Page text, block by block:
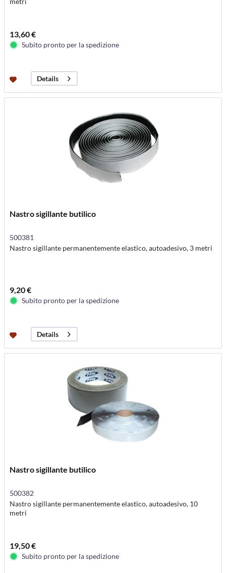
13,60 €
Subito pronto per la spedizione
Details
Nastro sigillante butilico
500381
Nastro sigillante permanentemente elastico, autoadesivo, 3 metri
9,20 €
Subito pronto per la spedizione
Details
Nastro sigillante butilico
500382
Nastro sigillante permanentemente elastico, autoadesivo, 10
metri
19,50 €
Subito pronto per la spedizione